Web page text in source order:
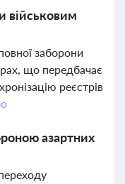
військовим
заборони
що передбачає
реєстрів
азартних